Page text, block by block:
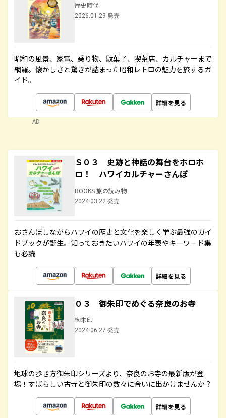
歴史時代
2026.01.29 発売
昭和の風景、家電、乗り物、駄菓子、喫茶店、カルチャーまで
網羅。懐かしさと驚きが詰まった昭和レトロの魅力を旅するガ
イド。
詳細を見る
AD
Ｓ０３ 史跡と神話の舞台をホロホ
ロ！ ハワイカルチャーさんぽ
BOOKS 旅の読み物
2024.03.22 発売
おさんぽしながらハワイの歴史と文化を楽しく学ぶ最強のガイ
ドブックが誕生。知っておきたいハワイの年表やキーワード集
も必読
詳細を見る
０３ 御朱印でめぐる奈良のお寺
御朱印
2024.06.27 発売
地球の歩き方御朱印シリーズより、奈良のお寺の最新版が登
場！すばらしい古寺と御朱印の数々に合いに出かけませんか？
詳細を見る